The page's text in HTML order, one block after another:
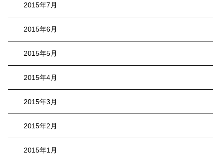
2015年7月
2015年6月
2015年5月
2015年4月
2015年3月
2015年2月
2015年1月